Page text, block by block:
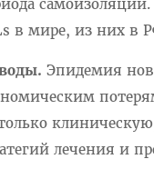
самоизоляции.
в мире, из них в
Эпидемия
лечения и